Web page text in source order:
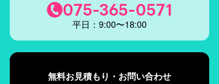
075-365-0571
平日：9:00〜18:00
無料お見積もり・お問い合わせ